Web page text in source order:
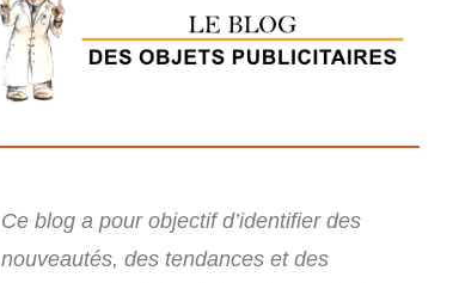
Ce blog a pour objectif d’identifier des
nouveautés, des tendances et des